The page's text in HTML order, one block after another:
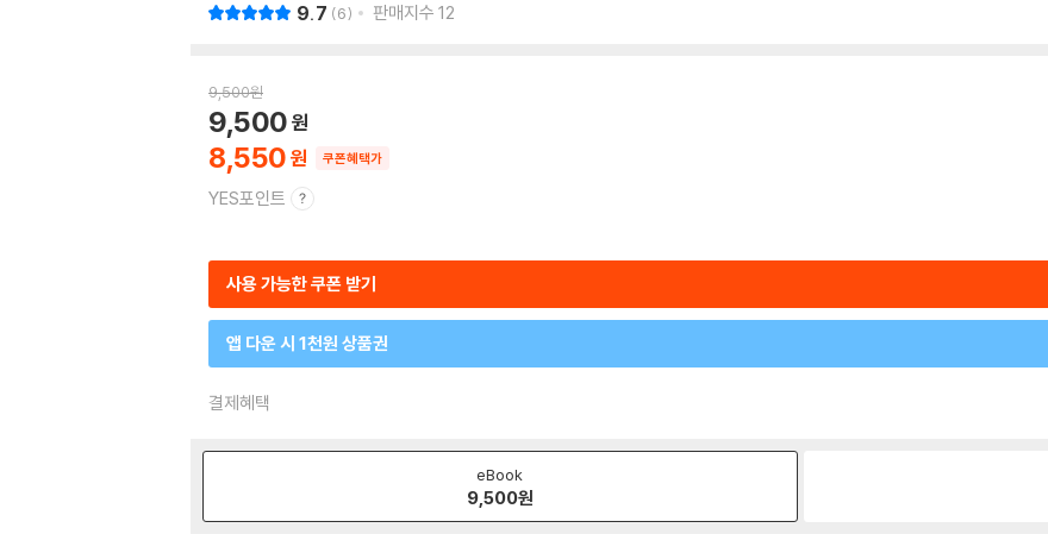
9.7 6 판매지수 12
9,500원
8,550
9,500
쿠폰혜택가
YES포인트
사용 가능한 쿠폰 받기
앱 다운 시 1천원 상품권
결제혜택
eBook
9,500원